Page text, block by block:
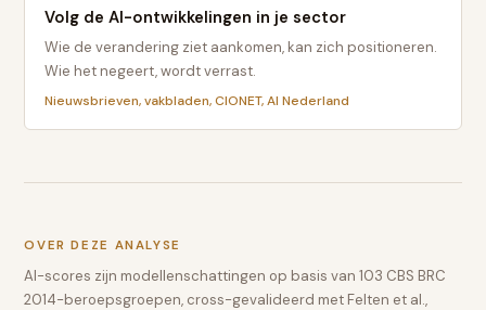
Volg de AI-ontwikkelingen in je sector
Wie de verandering ziet aankomen, kan zich positioneren.
Wie het negeert, wordt verrast.
Nieuwsbrieven, vakbladen, CIONET, AI Nederland
OVER DEZE ANALYSE
AI-scores zijn modellenschattingen op basis van 103 CBS BRC
2014-beroepsgroepen, cross-gevalideerd met Felten et al.,